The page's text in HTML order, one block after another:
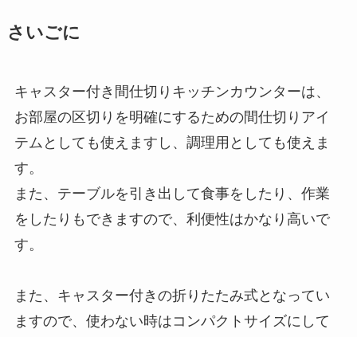
さいごに
キャスター付き間仕切りキッチンカウンターは、
お部屋の区切りを明確にするための間仕切りアイ
テムとしても使えますし、調理用としても使えま
す。
また、テーブルを引き出して食事をしたり、作業
をしたりもできますので、利便性はかなり高いで
す。
また、キャスター付きの折りたたみ式となってい
ますので、使わない時はコンパクトサイズにして